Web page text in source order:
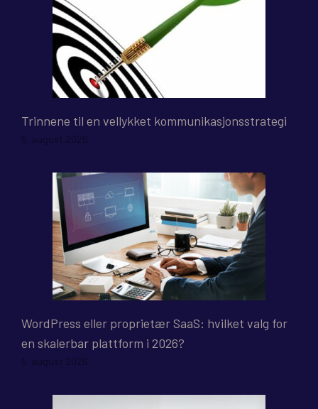
Trinnene til en vellykket kommunikasjonsstrategi
5. august 2026
WordPress eller proprietær SaaS: hvilket valg for
en skalerbar plattform i 2026?
5. august 2026